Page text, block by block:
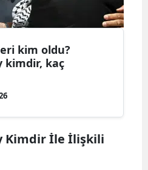
Erzurum
Eskişehir
kim oldu?
kimdir, kaç
Kimdir İle İlişkili